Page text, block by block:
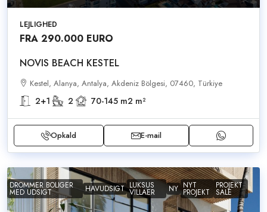
LEJLIGHED
FRA 290.000 EURO
NOVIS BEACH KESTEL
Kestel, Alanya, Antalya, Akdeniz Bölgesi, 07460, Türkiye
2+1 2 70-145 m2 m²
Opkald E-mail
DROMMER BOLIGER
MED UDSIGT HAVUDSIGT LUKSUS
VILLAER NY NYT
PROJEKT
PROJEKT
SALE